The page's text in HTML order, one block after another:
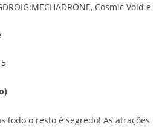
Cosmic Void e
todo o resto é segredo! As atrações